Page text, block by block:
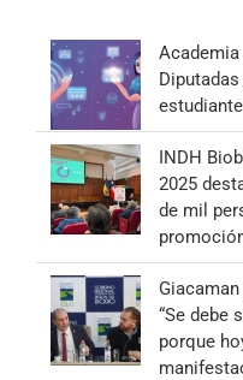
INDH
2025
de mil
“Se debe
porque